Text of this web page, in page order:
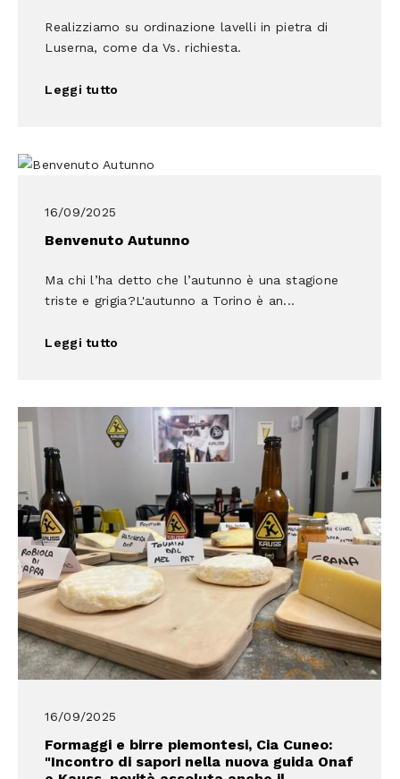
Realizziamo su ordinazione lavelli in pietra di
Luserna, come da Vs. richiesta.
Leggi tutto
16/09/2025
Benvenuto Autunno
Ma chi l’ha detto che l’autunno è una stagione
triste e grigia?L'autunno a Torino è an...
Leggi tutto
16/09/2025
Formaggi e birre piemontesi, Cia Cuneo:
"Incontro di sapori nella nuova guida Onaf